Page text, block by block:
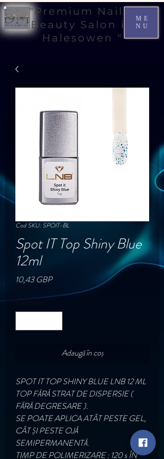
ME
NU
"Premium Nail &
Beauty Salon in
Halesowen "
Cod SKU: SPOIT-BL
Spot IT Top Shiny Blue
12ml
10,43 GBPPreț
Cantitate *
Adaugă în coș
SPOT IT TOP SHINY BLUE LNB 12 ML
TOP FĂRĂ STRAT DE DISPERSIE (
FĂRĂ DEGRESARE ).
SE POATE APLICA ATÂT PESTE GEL,
CÂT ȘI PESTE OJĂ
SEMIPERMANENTĂ.
TIMP DE POLIMERIZARE : 120 s ÎN